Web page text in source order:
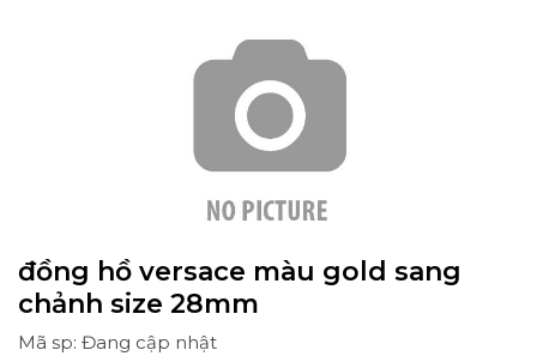
đồng hồ versace màu gold sang
chảnh size 28mm
Mã sp: Đang cập nhật